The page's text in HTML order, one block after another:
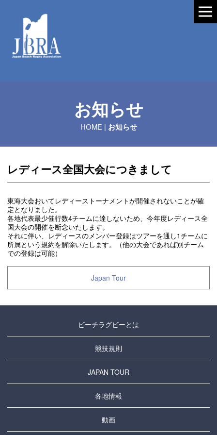
お知らせ
HOME | お知らせ
レディース全国大会につきまして
東海大会おいてレディーストーナメントが開催されないことが確
定となりました。
各地代表最少催行数4チームに達しないため、今年度レディース全
国大会の開催を断念いたします。
それに伴い、レディースのメンバー登録はツアーを通し1チームに
所属という規約を解除いたします。（他の大会であれば別チーム
での登録は可能）
Japan Tour
ビーチラグビーとは
競技規則
JAPAN TOUR
各地情報
動画